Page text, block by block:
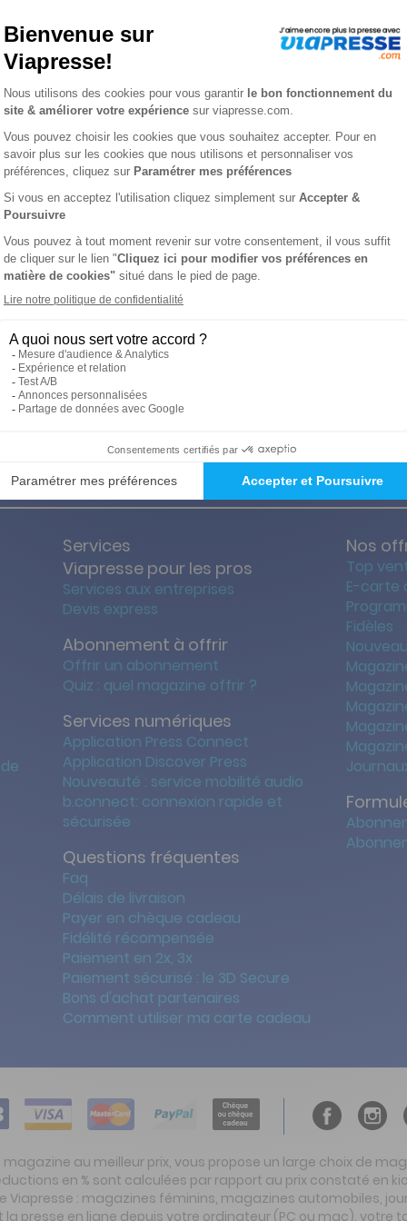
forme bloc-notes permet de jouer en toute liberté : En
et vivre des moments de plaisir en bonne compagnie !
L'AVIS
des prix les + bas
Services
Viapresse pour les pros
Services aux entreprises
Devis express
Abonnement à offrir
Offrir un abonnement
Quiz : quel magazine offrir ?
Services numériques
Application Press Connect
Application Discover Press
Nouveauté : service mobilité audio
b.connect: connexion rapide et
sécurisée
Questions fréquentes
Faq
Délais de livraison
Payer en chèque cadeau
Fidélité récompensée
Paiement en 2x, 3x
Paiement sécurisé : le 3D Secure
Bons d'achat partenaires
Comment utiliser ma carte cadeau
Nos
Top
E-carte
Fidèles
au meilleur prix, vous propose un large choix de
en % sont calculées par rapport au prix constaté en
Viapresse : magazines féminins, magazines automobiles,
presse en ligne depuis votre ordinateur (PC ou mac), votre